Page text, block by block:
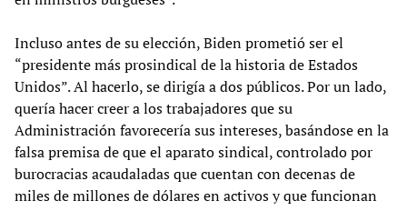
Incluso antes de su elección, Biden prometió ser el
“presidente más prosindical de la historia de Estados
Unidos”. Al hacerlo, se dirigía a dos públicos. Por un lado,
quería hacer creer a los trabajadores que su
Administración favorecería sus intereses, basándose en la
falsa premisa de que el aparato sindical, controlado por
burocracias acaudaladas que cuentan con decenas de
miles de millones de dólares en activos y que funcionan